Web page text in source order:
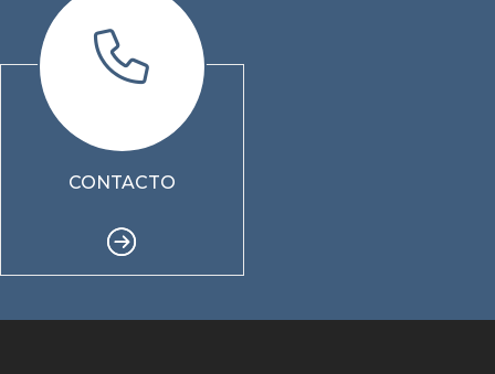
CONTACTO